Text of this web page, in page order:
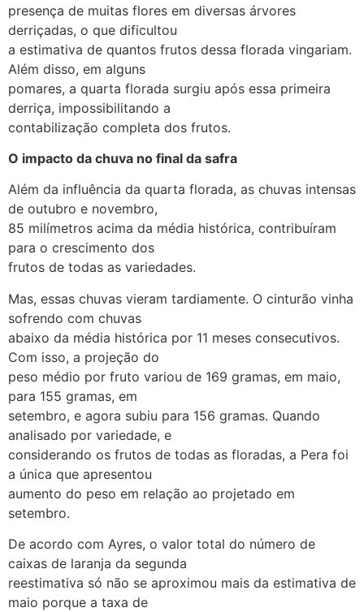
presença de muitas flores em diversas árvores
derriçadas, o que dificultou
a estimativa de quantos frutos dessa florada vingariam.
Além disso, em alguns
pomares, a quarta florada surgiu após essa primeira
derriça, impossibilitando a
contabilização completa dos frutos.
O impacto da chuva no final da safra
Além da influência da quarta florada, as chuvas intensas
de outubro e novembro,
85 milímetros acima da média histórica, contribuíram
para o crescimento dos
frutos de todas as variedades.
Mas, essas chuvas vieram tardiamente. O cinturão vinha
sofrendo com chuvas
abaixo da média histórica por 11 meses consecutivos.
Com isso, a projeção do
peso médio por fruto variou de 169 gramas, em maio,
para 155 gramas, em
setembro, e agora subiu para 156 gramas. Quando
analisado por variedade, e
considerando os frutos de todas as floradas, a Pera foi
a única que apresentou
aumento do peso em relação ao projetado em
setembro.
De acordo com Ayres, o valor total do número de
caixas de laranja da segunda
reestimativa só não se aproximou mais da estimativa de
maio porque a taxa de